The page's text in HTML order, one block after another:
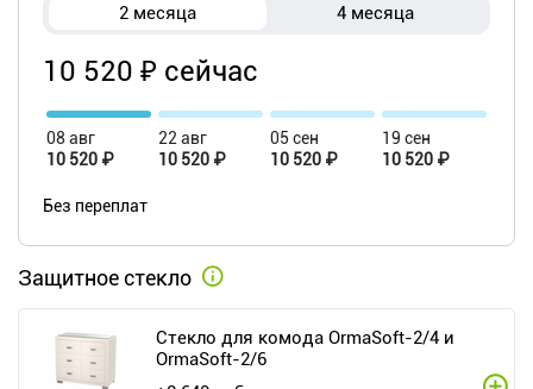
2 месяца 4 месяца
10 520 ₽ сейчас
08 авг
10 520 ₽
22 авг
10 520 ₽
05 сен
10 520 ₽
19 сен
10 520 ₽
Без переплат
Защитное стекло
Стекло для комода OrmaSoft-2/4 и
OrmaSoft-2/6